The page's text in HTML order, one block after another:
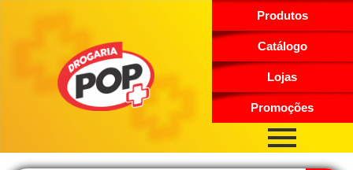
Produtos
Catálogo
Lojas
Promoções